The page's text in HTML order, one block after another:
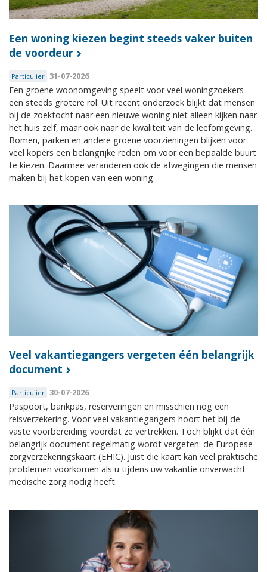
Een woning kiezen begint steeds vaker buiten
de voordeur
Particulier 31-07-2026
Een groene woonomgeving speelt voor veel woningzoekers
een steeds grotere rol. Uit recent onderzoek blijkt dat mensen
bij de zoektocht naar een nieuwe woning niet alleen kijken naar
het huis zelf, maar ook naar de kwaliteit van de leefomgeving.
Bomen, parken en andere groene voorzieningen blijken voor
veel kopers een belangrijke reden om voor een bepaalde buurt
te kiezen. Daarmee veranderen ook de afwegingen die mensen
maken bij het kopen van een woning.
Veel vakantiegangers vergeten één belangrijk
document
Particulier 30-07-2026
Paspoort, bankpas, reserveringen en misschien nog een
reisverzekering. Voor veel vakantiegangers hoort het bij de
vaste voorbereiding voordat ze vertrekken. Toch blijkt dat één
belangrijk document regelmatig wordt vergeten: de Europese
zorgverzekeringskaart (EHIC). Juist die kaart kan veel praktische
problemen voorkomen als u tijdens uw vakantie onverwacht
medische zorg nodig heeft.